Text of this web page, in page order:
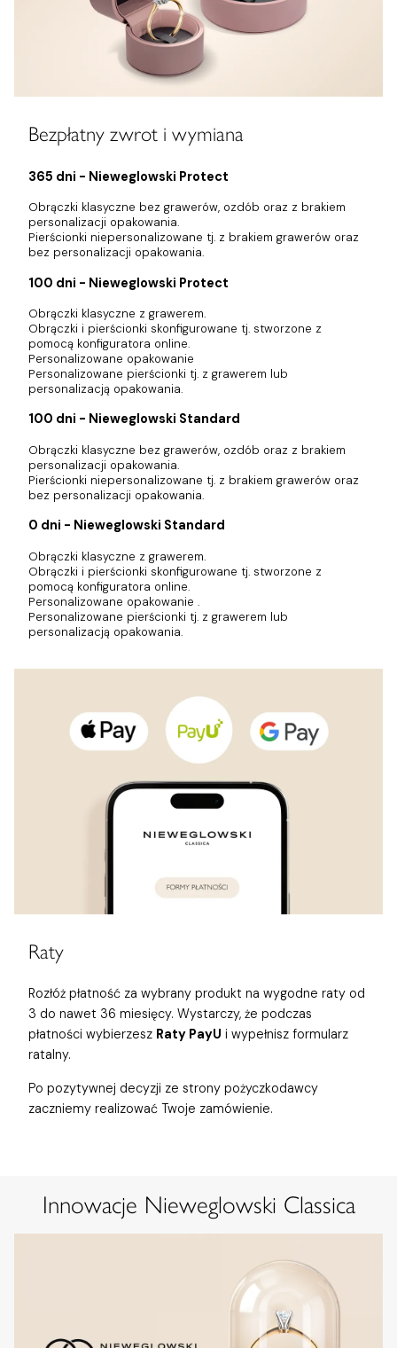
Bezpłatny zwrot i wymiana
365 dni - Nieweglowski Protect
Obrączki klasyczne bez grawerów, ozdób oraz z brakiem
personalizacji opakowania.
Pierścionki niepersonalizowane tj. z brakiem grawerów oraz
bez personalizacji opakowania.
100 dni - Nieweglowski Protect
Obrączki klasyczne z grawerem.
Obrączki i pierścionki skonfigurowane tj. stworzone z
pomocą konfiguratora online.
Personalizowane opakowanie
Personalizowane pierścionki tj. z grawerem lub
personalizacją opakowania.
100 dni - Nieweglowski Standard
Obrączki klasyczne bez grawerów, ozdób oraz z brakiem
personalizacji opakowania.
Pierścionki niepersonalizowane tj. z brakiem grawerów oraz
bez personalizacji opakowania.
0 dni - Nieweglowski Standard
Obrączki klasyczne z grawerem.
Obrączki i pierścionki skonfigurowane tj. stworzone z
pomocą konfiguratora online.
Personalizowane opakowanie .
Personalizowane pierścionki tj. z grawerem lub
personalizacją opakowania.
Raty
Rozłóż płatność za wybrany produkt na wygodne raty od
3 do nawet 36 miesięcy. Wystarczy, że podczas
płatności wybierzesz Raty PayU i wypełnisz formularz
ratalny.
Po pozytywnej decyzji ze strony pożyczkodawcy
zaczniemy realizować Twoje zamówienie.
Innowacje Nieweglowski Classica